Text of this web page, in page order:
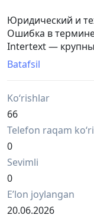
Юридический и
Ошибка в
Intertext —
Наши
- Соблюдение
Выполним
- Для запроса КП:
- Головной офис:
Batafsil
Ko‘rishlar
66
Telefon raqam
0
Sevimli
0
Eʼlon joylangan
20.06.2026